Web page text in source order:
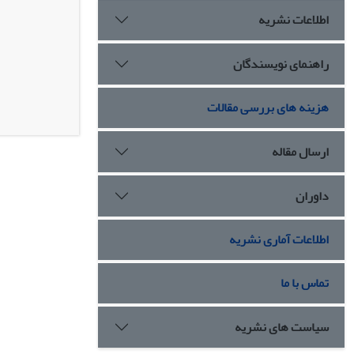
اطلاعات نشریه
راهنمای نویسندگان
هزینه های بررسی مقالات
ارسال مقاله
داوران
اطلاعات آماری نشریه
تماس با ما
سیاست های نشریه